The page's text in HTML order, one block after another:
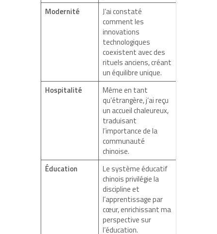
Modernité
J’ai constaté
comment les
innovations
technologiques
coexistent avec des
rituels anciens, créant
un équilibre unique.
Hospitalité
Même en tant
qu’étrangère, j’ai reçu
un accueil chaleureux,
traduisant
l’importance de la
communauté
chinoise.
Éducation
Le système éducatif
chinois privilégie la
discipline et
l’apprentissage par
cœur, enrichissant ma
perspective sur
l’éducation.